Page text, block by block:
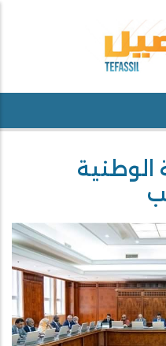
الوطنية